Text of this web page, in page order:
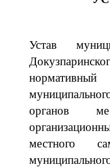
Устав
органов
местного